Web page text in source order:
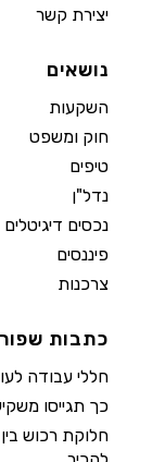
יצירת קשר
נושאים
השקעות
חוק ומשפט
טיפים
נדל"ן
נכסים דיגיטלים
פיננסים
צרכנות
כתבות
חללי עבודה
כך תגייסו
חלוקת רכוש